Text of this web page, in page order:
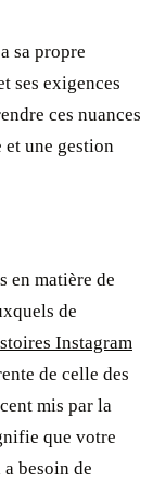
sa propre
ses exigences
ces nuances
une gestion
en matière de
de
Instagram
de celle des
mis par la
que votre
besoin de